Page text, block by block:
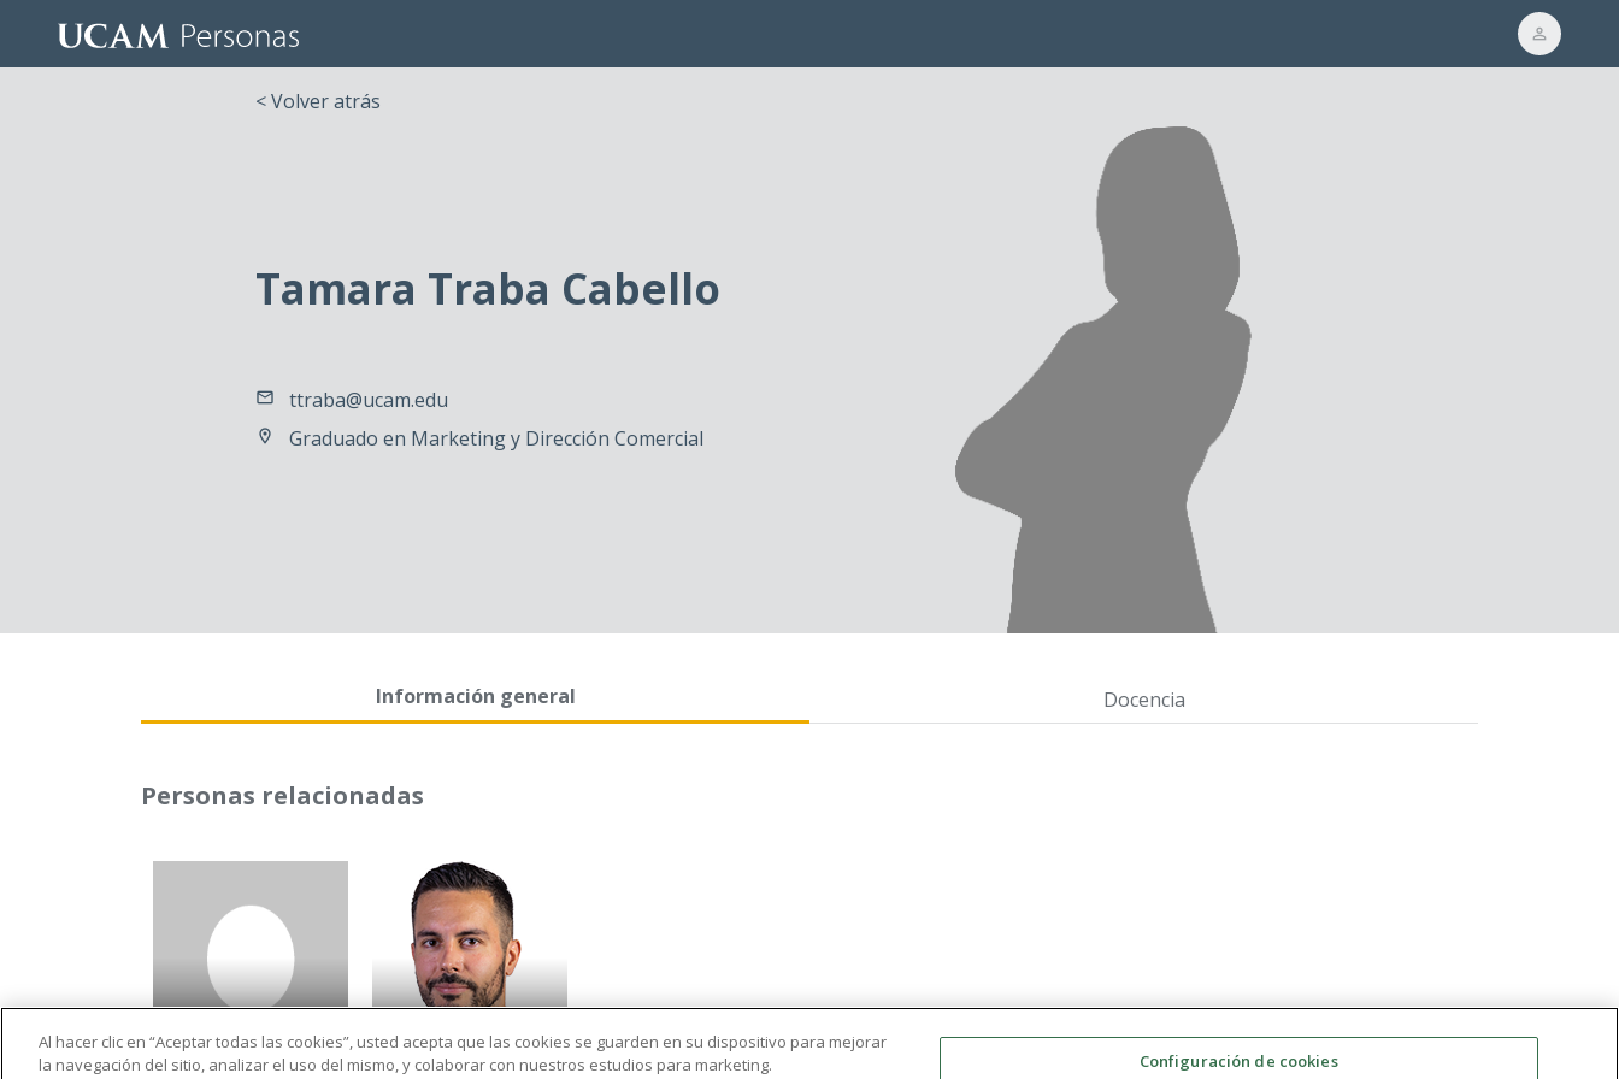
< Volver atrás
Tamara Traba Cabello
ttraba@ucam.edu
Graduado en Marketing y Dirección Comercial
Información general Docencia
Personas relacionadas
Rosa del Carmen
Francisco Jose
Al hacer clic en “Aceptar todas las cookies”, usted acepta que las cookies se guarden en su dispositivo para mejorar
la navegación del sitio, analizar el uso del mismo, y colaborar con nuestros estudios para marketing.
Configuración de cookies